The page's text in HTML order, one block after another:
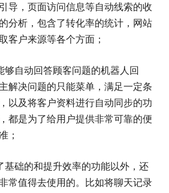
导，页面访问信息等自动线索的收
分析，包含了转化率的统计，网站
客户来源等各个方面；
够自动回答顾客问题的机器人回
解决问题的只能菜单，满足一定条
以及将客户资料进行自动同步的功
都是为了给用户提供非常可靠的便
；
基础的和提升效率的功能以外，还
常值得去使用的。比如将聊天记录